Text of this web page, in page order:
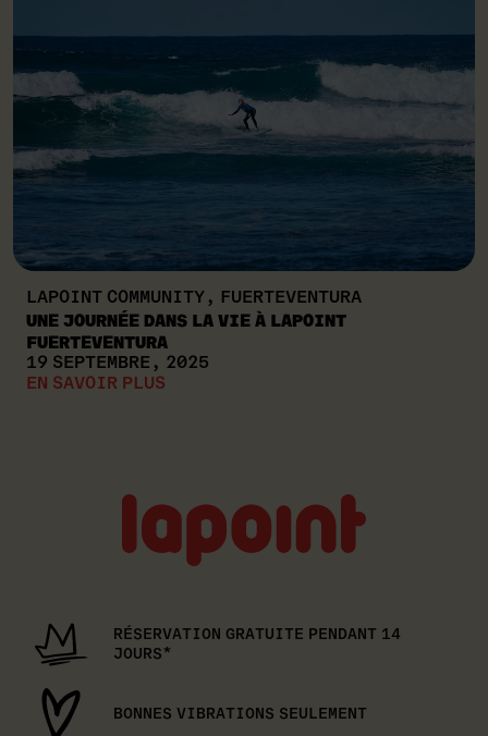
LAPOINT COMMUNITY, FUERTEVENTURA
UNE JOURNÉE DANS LA VIE À LAPOINT
FUERTEVENTURA
19 SEPTEMBRE, 2025
EN SAVOIR PLUS
logo
RÉSERVATION GRATUITE PENDANT 14
JOURS*
BONNES VIBRATIONS SEULEMENT